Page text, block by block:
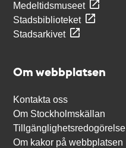
Medeltidsmuseet
Stadsbiblioteket
Stadsarkivet
Om webbplatsen
Kontakta oss
Om Stockholmskällan
Tillgänglighetsredogörelse
Om kakor på webbplatsen